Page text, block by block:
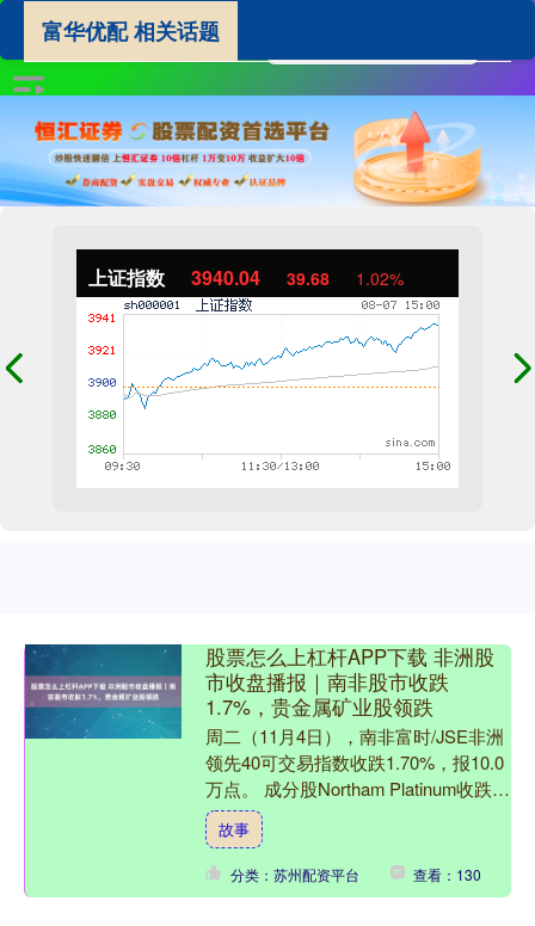
上证指数 3940.04 39.68 1.02%
富华优配 相关话题
股票怎么上杠杆APP下载 非洲股
市收盘播报｜南非股市收跌
1.7%，贵金属矿业股领跌
周二（11月4日），南非富时/JSE非洲
领先40可交易指数收跌1.70%，报10.0
万点。 成分股Northam Platinum收跌
8.05%，Valterr....
故事
分类：苏州配资平台 查看：130